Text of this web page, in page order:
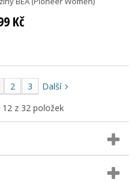
Kč
2 3
Další
z 32 položek